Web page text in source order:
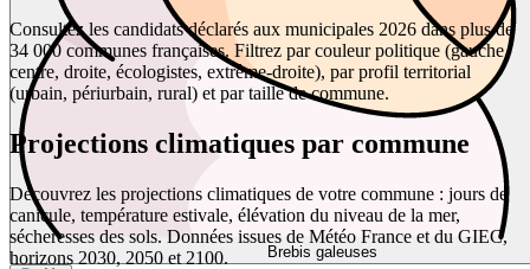
Brebis galeuses
Consultez les candidats déclarés aux municipales 2026 dans plus de
34 000 communes françaises. Filtrez par couleur politique (gauche,
centre, droite, écologistes, extrême-droite), par profil territorial
(urbain, périurbain, rural) et par taille de commune.
Projections climatiques par commune
Découvrez les projections climatiques de votre commune : jours de
canicule, température estivale, élévation du niveau de la mer,
sécheresses des sols. Données issues de Météo France et du GIEC,
horizons 2030, 2050 et 2100.